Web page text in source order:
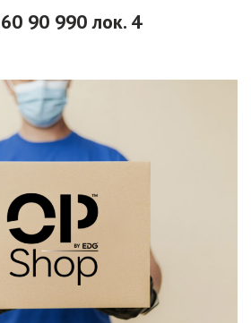
90 990 лок. 4